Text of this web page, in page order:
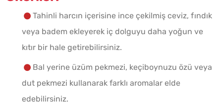
Tahinli harcın içerisine ince çekilmiş ceviz, fındık
veya badem ekleyerek iç dolguyu daha yoğun ve
kıtır bir hale getirebilirsiniz.
Bal yerine üzüm pekmezi, keçiboynuzu özü veya
dut pekmezi kullanarak farklı aromalar elde
edebilirsiniz.